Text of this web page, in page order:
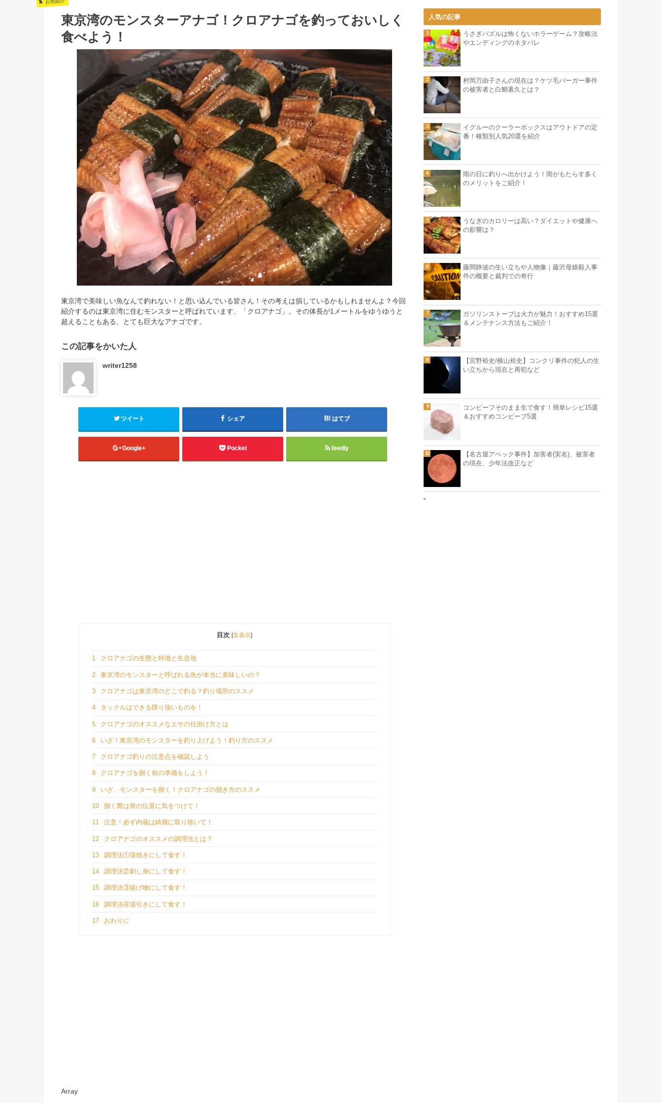
東京湾のモンスターアナゴ！クロアナゴを釣っておいしく
食べよう！
東京湾で美味しい魚なんて釣れない！と思い込んでいる皆さん！その考えは損しているかもしれませんよ？今回
紹介するのは東京湾に住むモンスターと呼ばれています、「クロアナゴ」。その体長が1メートルをゆうゆうと
超えることもある、とても巨大なアナゴです。
この記事をかいた人
writer1258
ツイート シェア はてブ
Google+ Pocket feedly
目次 [非表示]
1 クロアナゴの生態と特徴と生息地
2 東京湾のモンスターと呼ばれる魚が本当に美味しいの？
3 クロアナゴは東京湾のどこで釣る？釣り場所のススメ
4 タックルはできる限り強いものを！
5 クロアナゴのオススメなエサの仕掛け方とは
6 いざ！東京湾のモンスターを釣り上げよう！釣り方のススメ
7 クロアナゴ釣りの注意点を確認しよう
8 クロアナゴを捌く前の準備をしよう！
9 いざ、モンスターを捌く！クロアナゴの捌き方のススメ
10 捌く際は骨の位置に気をつけて！
11 注意！必ず内蔵は綺麗に取り除いて！
12 クロアナゴのオススメの調理法とは？
13 調理法①蒲焼きにして食す！
14 調理法②刺し身にして食す！
15 調理法③揚げ物にして食す！
16 調理法④湯引きにして食す！
17 おわりに
Array
人気の記事
うさぎパズルは怖くないホラーゲーム？攻略法
やエンディングのネタバレ
村岡万由子さんの現在は？ケツ毛バーガー事件
の被害者と白鯛素久とは？
イグルーのクーラーボックスはアウトドアの定
番！種類別人気20選を紹介
雨の日に釣りへ出かけよう！雨がもたらす多く
のメリットをご紹介！
うなぎのカロリーは高い？ダイエットや健康へ
の影響は？
藤間静波の生い立ちや人物像｜藤沢母娘殺人事
件の概要と裁判での奇行
ガソリンストーブは火力が魅力！おすすめ15選
＆メンテナンス方法もご紹介！
【宮野裕史/横山裕史】コンクリ事件の犯人の生
い立ちから現在と再犯など
コンビーフそのまま生で食す！簡単レシピ15選
＆おすすめコンビープ5選
【名古屋アベック事件】加害者(実名)、被害者
の現在、少年法改正など
"